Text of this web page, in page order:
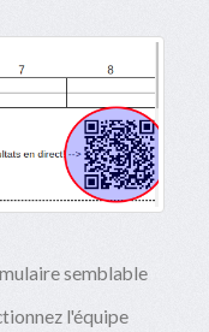
semblable
l'équipe